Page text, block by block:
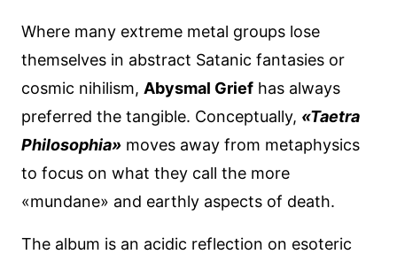
Where many extreme metal groups lose
themselves in abstract Satanic fantasies or
cosmic nihilism, Abysmal Grief has always
preferred the tangible. Conceptually, «Taetra
Philosophia» moves away from metaphysics
to focus on what they call the more
«mundane» and earthly aspects of death.
The album is an acidic reflection on esoteric